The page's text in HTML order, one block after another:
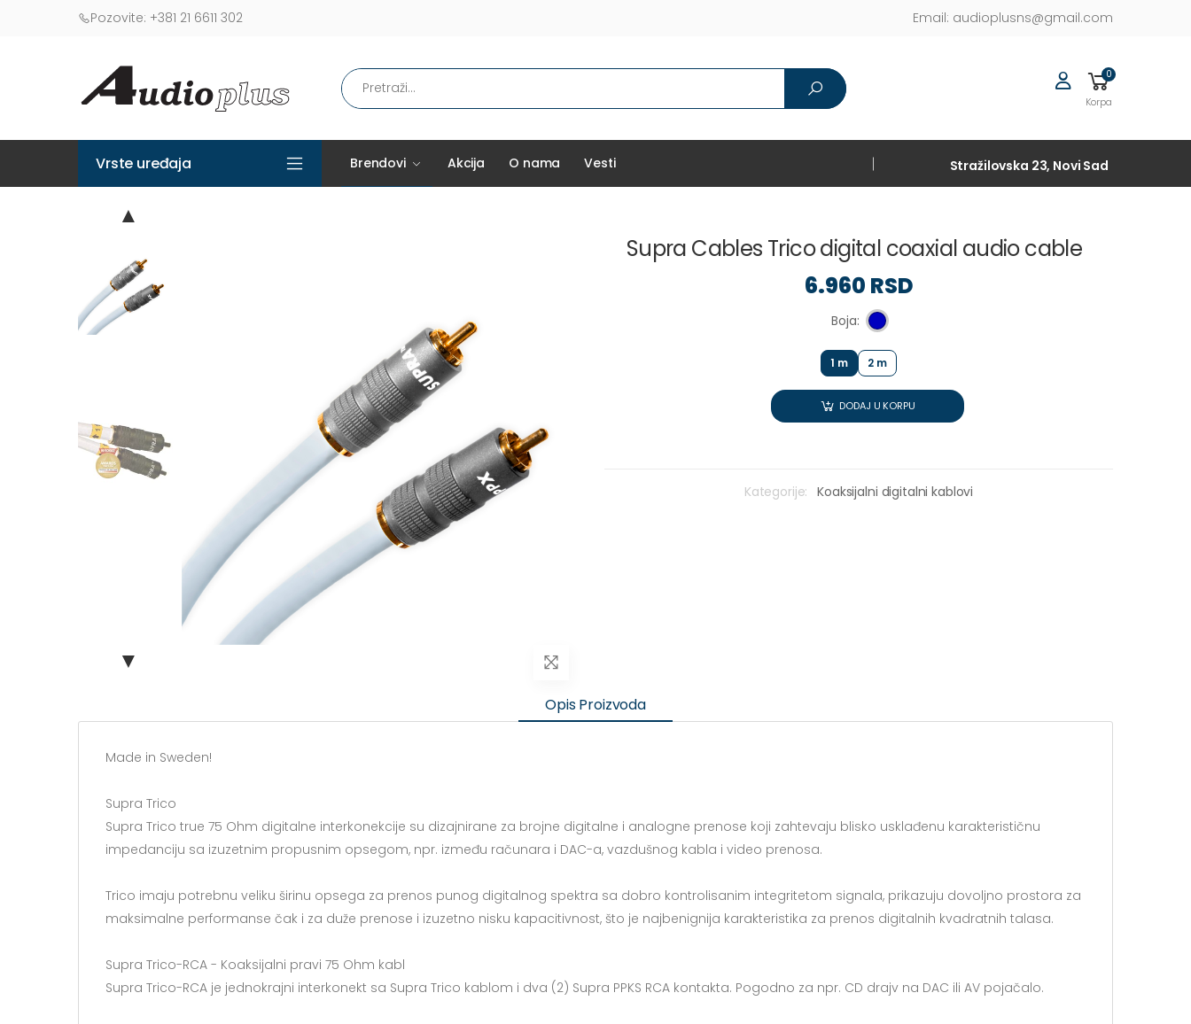
Pozovite: +381 21 6611 302 Email: audioplusns@gmail.com
0
Korpa
Vrste uređaja Brendovi Akcija O nama Vesti Stražilovska 23, Novi Sad
▲
▼
Supra Cables Trico digital coaxial audio cable
6.960 RSD
Boja:
1 m 2 m
DODAJ U KORPU
Kategorije: Koaksijalni digitalni kablovi
Opis Proizvoda
Made in Sweden!
Supra Trico
Supra Trico true 75 Ohm digitalne interkonekcije su dizajnirane za brojne digitalne i analogne prenose koji zahtevaju blisko usklađenu karakterističnu
impedanciju sa izuzetnim propusnim opsegom, npr. između računara i DAC-a, vazdušnog kabla i video prenosa.
Trico imaju potrebnu veliku širinu opsega za prenos punog digitalnog spektra sa dobro kontrolisanim integritetom signala, prikazuju dovoljno prostora za
maksimalne performanse čak i za duže prenose i izuzetno nisku kapacitivnost, što je najbenignija karakteristika za prenos digitalnih kvadratnih talasa.
Supra Trico-RCA - Koaksijalni pravi 75 Ohm kabl
Supra Trico-RCA je jednokrajni interkonekt sa Supra Trico kablom i dva (2) Supra PPKS RCA kontakta. Pogodno za npr. CD drajv na DAC ili AV pojačalo.